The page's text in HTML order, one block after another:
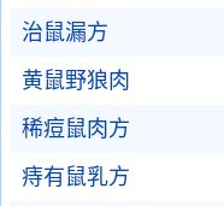
治鼠漏方
黄鼠野狼肉
稀痘鼠肉方
痔有鼠乳方